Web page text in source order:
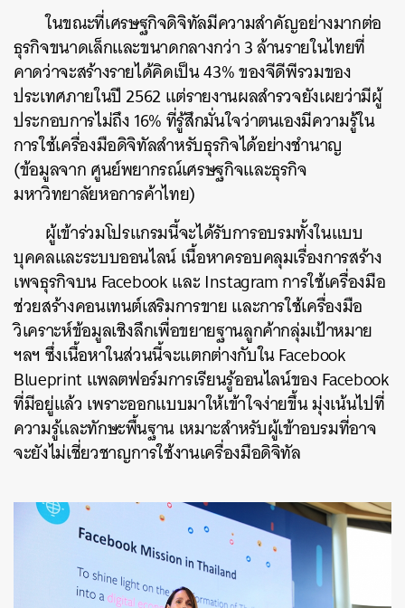
ในขณะที่เศรษฐกิจดิจิทัลมีความสำคัญอย่างมากต่อ
ธุรกิจขนาดเล็กและขนาดกลางกว่า 3 ล้านรายในไทยที่
คาดว่าจะสร้างรายได้คิดเป็น 43% ของจีดีพีรวมของ
ประเทศภายในปี 2562 แต่รายงานผลสำรวจยังเผยว่ามีผู้
ประกอบการไม่ถึง 16% ที่รู้สึกมั่นใจว่าตนเองมีความรู้ใน
การใช้เครื่องมือดิจิทัลสำหรับธุรกิจได้อย่างชำนาญ
(ข้อมูลจาก ศูนย์พยากรณ์เศรษฐกิจและธุรกิจ
มหาวิทยาลัยหอการค้าไทย)
ผู้เข้าร่วมโปรแกรมนี้จะได้รับการอบรมทั้งในแบบ
บุคคลและระบบออนไลน์ เนื้อหาครอบคลุมเรื่องการสร้าง
เพจธุรกิจบน Facebook และ Instagram การใช้เครื่องมือ
ช่วยสร้างคอนเทนต์เสริมการขาย และการใช้เครื่องมือ
วิเคราะห์ข้อมูลเชิงลึกเพื่อขยายฐานลูกค้ากลุ่มเป้าหมาย
ฯลฯ ซึ่งเนื้อหาในส่วนนี้จะแตกต่างกับใน Facebook
Blueprint แพลตฟอร์มการเรียนรู้ออนไลน์ของ Facebook
ที่มีอยู่แล้ว เพราะออกแบบมาให้เข้าใจง่ายขึ้น มุ่งเน้นไปที่
ความรู้และทักษะพื้นฐาน เหมาะสำหรับผู้เข้าอบรมที่อาจ
จะยังไม่เชี่ยวชาญการใช้งานเครื่องมือดิจิทัล